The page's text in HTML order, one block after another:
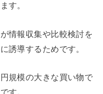
す。
情報収集や比較検討を
誘導するためです。
規模の大きな買い物で
す。